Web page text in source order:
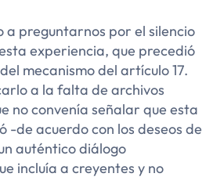
a preguntarnos por el silencio
experiencia, que precedió
mecanismo del artículo 17.
a la falta de archivos
no convenía señalar que esta
-de acuerdo con los deseos de
auténtico diálogo
incluía a creyentes y no